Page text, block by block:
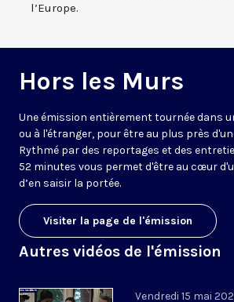
l’Europe.
Hors les Murs
Une émission entièrement tournée dans
ou à l'étranger, pour être au plus près
Rythmé par des reportages et des
52 minutes vous permet d'être au cœur
d’en saisir la portée.
Visiter la page de l'émission
Autres vidéos de l'émission
Vendredi 15 mai